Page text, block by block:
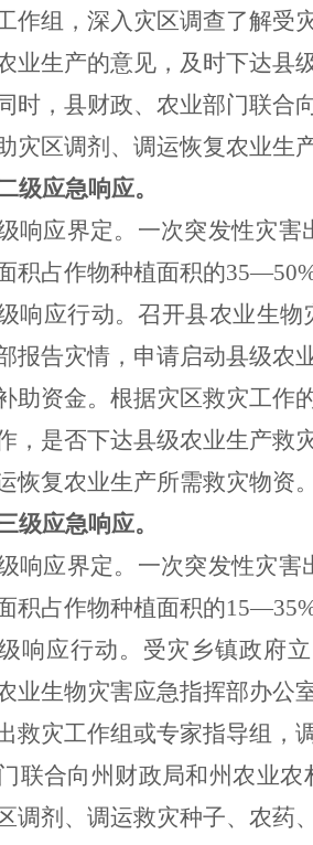
作组，深入灾区调查了解受
业生产的意见，及时下达县
时，县财政、农业部门联合
灾区调剂、调运恢复农业生
级应急响应。
响应界定。一次突发性灾
积占作物种植面积的
响应行动。召开县农业生
报告灾情，申请启动县级农
助资金。根据灾区救灾工作
，是否下达县级农业生产救
恢复农业生产所需救灾物资
级应急响应。
响应界定。一次突发性灾
积占作物种植面积的
响应行动。受灾乡镇政府
业生物灾害应急指挥部办公
救灾工作组或专家指导组，
联合向州 财政局和州农业农
调剂、调运救灾种子、农药